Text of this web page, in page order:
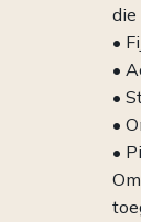
die
•
•
•
•
•